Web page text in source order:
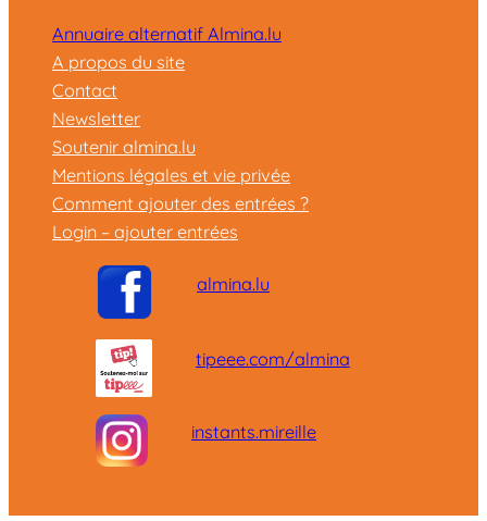
Annuaire alternatif Almina.lu
A propos du site
Contact
Newsletter
Soutenir almina.lu
Mentions légales et vie privée
Comment ajouter des entrées ?
Login – ajouter entrées
almina.lu
tipeee.com/almina
instants.mireille